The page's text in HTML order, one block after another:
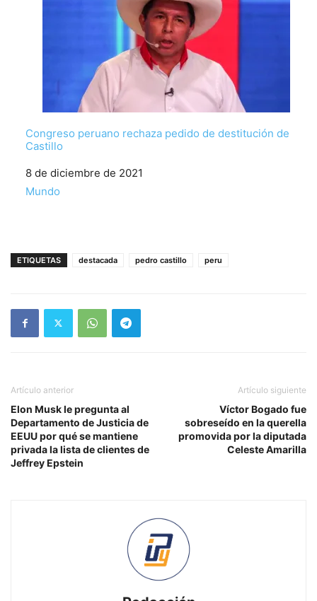
Congreso peruano rechaza pedido de destitución de
Castillo
Fecha
8 de diciembre de 2021
Respecto a
Mundo
ETIQUETAS destacada pedro castillo peru
Artículo anterior
Elon Musk le pregunta al
Departamento de Justicia de
EEUU por qué se mantiene
privada la lista de clientes de
Jeffrey Epstein
Artículo siguiente
Víctor Bogado fue
sobreseído en la querella
promovida por la diputada
Celeste Amarilla